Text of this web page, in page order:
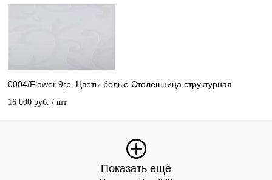
0004/Flower 9гр. Цветы белые Столешница структурная
16 000 руб. / шт
Показать ещё